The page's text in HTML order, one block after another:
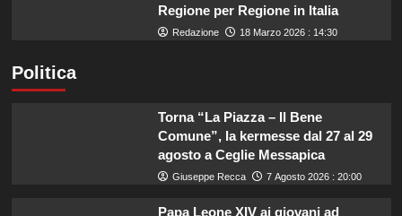
Regione per Regione in Italia
Redazione 18 Marzo 2026 : 14:30
Politica
Torna “La Piazza – Il Bene
Comune”, la kermesse dal 27 al 29
agosto a Ceglie Messapica
Giuseppe Recca 7 Agosto 2026 : 20:00
Papa Leone XIV ai giovani ad